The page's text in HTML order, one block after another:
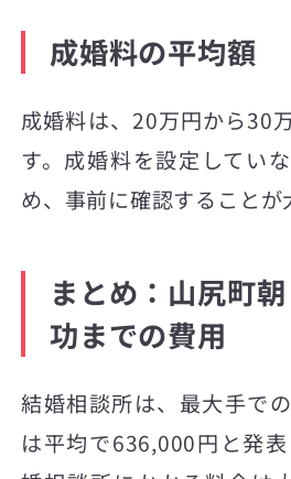
成婚料の平均額
成婚料は、20万円から30
す。成婚料を設定してい
め、事前に確認することが
まとめ：山尻町
功までの費用
結婚相談所は、最大手で
は平均で636,000円と発